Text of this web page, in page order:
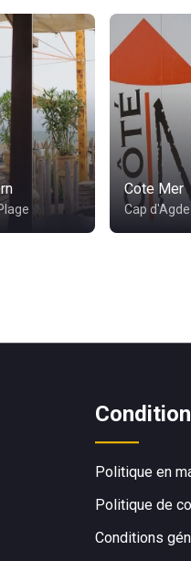
Cote Mer
Cap d'Agde
Politique en
Politique de
Conditions